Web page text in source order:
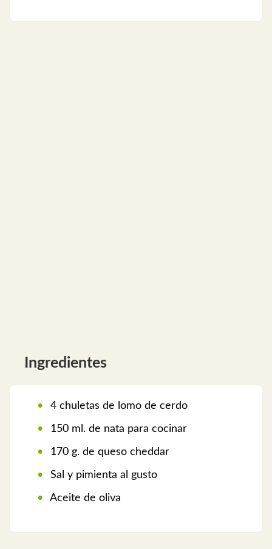
Ingredientes
4 chuletas de lomo de cerdo
150 ml. de nata para cocinar
170 g. de queso cheddar
Sal y pimienta al gusto
Aceite de oliva